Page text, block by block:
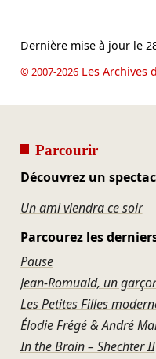
Dernière mise à jour le
© 2007-2026Les Archives
Parcourir
Découvrez un
Un ami viendra ce soir
Parcourez les
Pause
Jean-Romuald, un
Les Petites Filles
In the Brain – Shechter II